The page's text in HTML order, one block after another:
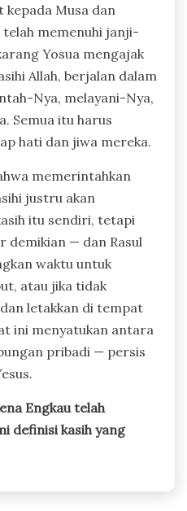
kepada Musa dan
telah memenuhi janji-
Yosua mengajak
Allah, berjalan dalam
Nya, melayani-Nya,
Semua itu harus
hati dan jiwa mereka.
memerintahkan
justru akan
itu sendiri, tetapi
demikian — dan Rasul
waktu untuk
atau jika tidak
letakkan di tempat
ini menyatukan antara
pribadi — persis
Engkau telah
definisi kasih yang